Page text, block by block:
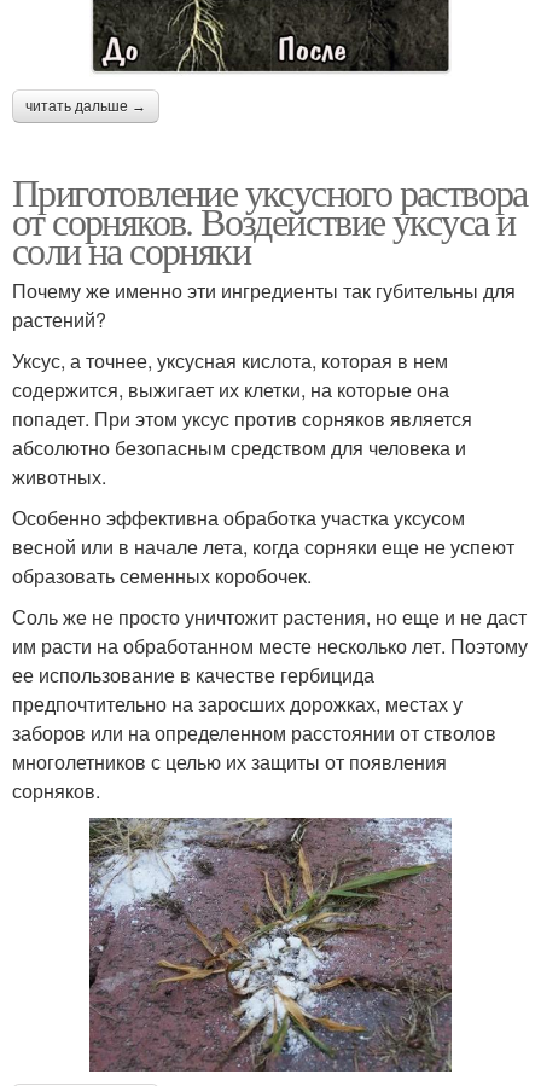
читать дальше →
Приготовление уксусного раствора
от сорняков. Воздействие уксуса и
соли на сорняки
Почему же именно эти ингредиенты так губительны для
растений?
Уксус, а точнее, уксусная кислота, которая в нем
содержится, выжигает их клетки, на которые она
попадет. При этом уксус против сорняков является
абсолютно безопасным средством для человека и
животных.
Особенно эффективна обработка участка уксусом
весной или в начале лета, когда сорняки еще не успеют
образовать семенных коробочек.
Соль же не просто уничтожит растения, но еще и не даст
им расти на обработанном месте несколько лет. Поэтому
ее использование в качестве гербицида
предпочтительно на заросших дорожках, местах у
заборов или на определенном расстоянии от стволов
многолетников с целью их защиты от появления
сорняков.